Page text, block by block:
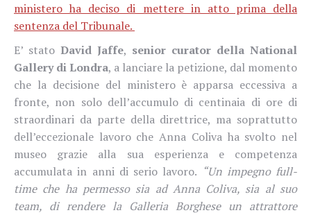
ministero ha deciso di mettere in atto prima della
sentenza del Tribunale.
E’ stato David Jaffe, senior curator della National
Gallery di Londra, a lanciare la petizione, dal momento
che la decisione del ministero è apparsa eccessiva a
fronte, non solo dell’accumulo di centinaia di ore di
straordinari da parte della direttrice, ma soprattutto
dell’eccezionale lavoro che Anna Coliva ha svolto nel
museo grazie alla sua esperienza e competenza
accumulata in anni di serio lavoro. “Un impegno full-
time che ha permesso sia ad Anna Coliva, sia al suo
team, di rendere la Galleria Borghese un attrattore